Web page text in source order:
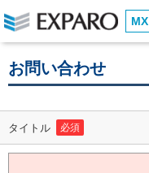
MX
お問い合わせ
タイトル 必須